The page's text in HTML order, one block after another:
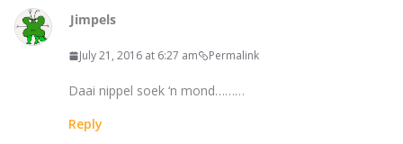
Jimpels
July 21, 2016 at 6:27 am Permalink
Daai nippel soek ‘n mond………
Reply